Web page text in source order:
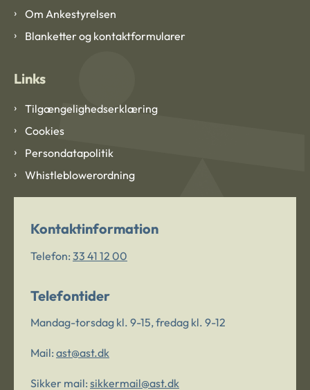
Om Ankestyrelsen
Blanketter og kontaktformularer
Links
Tilgængelighedserklæring
Cookies
Persondatapolitik
Whistleblowerordning
Kontaktinformation
Telefon: 33 41 12 00
Telefontider
Mandag-torsdag kl. 9-15, fredag kl. 9-12
Mail: ast@ast.dk
Sikker mail: sikkermail@ast.dk